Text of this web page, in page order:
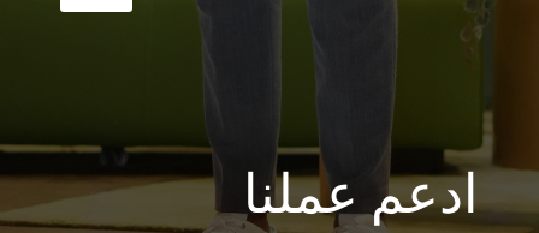
ادعم عملنا